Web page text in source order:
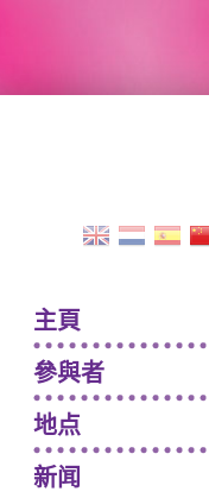
主頁
參與者
地点
新闻